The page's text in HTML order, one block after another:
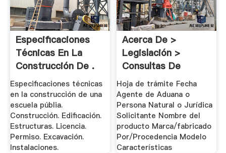
Especificaciones
Técnicas En La
Construcción De .
Especificaciones técnicas
en la construcción de una
escuela públia.
Construcción. Edificación.
Estructuras. Licencia.
Permiso. Excavación.
Instalaciones.
Acerca De >
Legislación >
Consultas De
Clasificación
Hoja de trámite Fecha
Agente de Aduana o
Persona Natural o Jurídica
Solicitante Nombre del
producto Marca/fabricado
Por/Procedencia Modelo
Características